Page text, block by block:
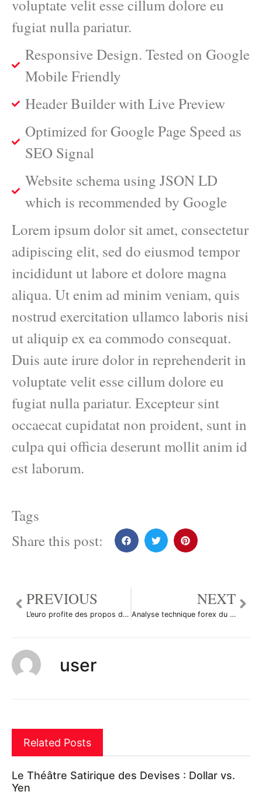
voluptate velit esse cillum dolore eu
fugiat nulla pariatur.
Responsive Design. Tested on Google
Mobile Friendly
Header Builder with Live Preview
Optimized for Google Page Speed as
SEO Signal
Website schema using JSON LD
which is recommended by Google
Lorem ipsum dolor sit amet, consectetur
adipiscing elit, sed do eiusmod tempor
incididunt ut labore et dolore magna
aliqua. Ut enim ad minim veniam, quis
nostrud exercitation ullamco laboris nisi
ut aliquip ex ea commodo consequat.
Duis aute irure dolor in reprehenderit in
voluptate velit esse cillum dolore eu
fugiat nulla pariatur. Excepteur sint
occaecat cupidatat non proident, sunt in
culpa qui officia deserunt mollit anim id
est laborum.
Tags
Share this post:
PREVIOUS
L’euro profite des propos du chef de la BCE Mario Draghi
NEXT
Analyse technique forex du 04/05/2012
user
Related Posts
Le Théâtre Satirique des Devises : Dollar vs.
Yen